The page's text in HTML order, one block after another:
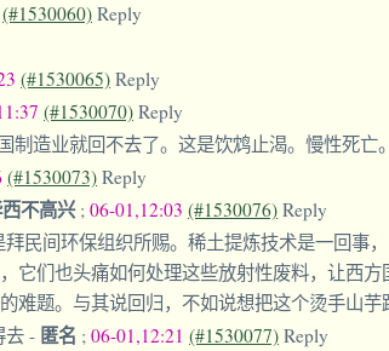
(#1530060) Reply
(#1530065) Reply
(#1530070) Reply
制造业就回不去了。这是饮鸩止渴。慢性死亡。
(#1530073) Reply
不高兴 ; 06-01,12:03 (#1530076) Reply
民间环保组织所赐。稀土提炼技术是一回事
它们也头痛如何处理这些放射性废料，让西
难题。与其说回归，不如说想把这个烫手山
去 - 匿名 ; 06-01,12:21 (#1530077) Reply